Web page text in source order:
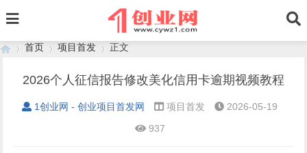
首页
›
项目首发
›
正文
2026个人征信报告修改美化信用卡逾期视频教程
1创业网 - 创业项目首发网 项目首发
2026-05-19
937